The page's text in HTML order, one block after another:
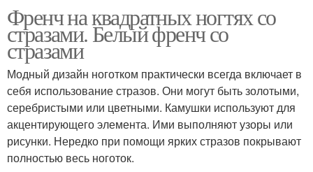
Френч на квадратных ногтях со
стразами. Белый френч со
стразами
Модный дизайн ноготком практически всегда включает в
себя использование стразов. Они могут быть золотыми,
серебристыми или цветными. Камушки используют для
акцентирующего элемента. Ими выполняют узоры или
рисунки. Нередко при помощи ярких стразов покрывают
полностью весь ноготок.